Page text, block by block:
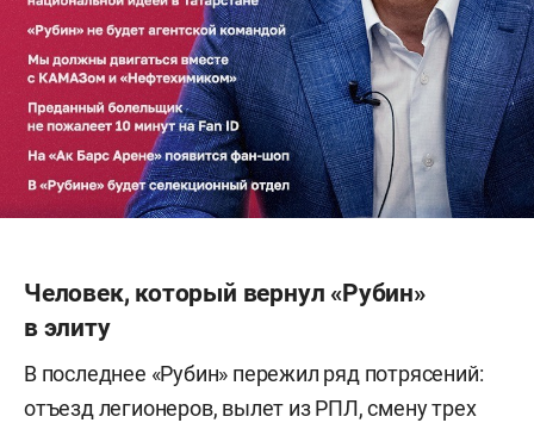
Человек, который вернул «Рубин»
в элиту
В последнее «Рубин» пережил ряд потрясений:
отъезд легионеров, вылет из РПЛ, смену трех